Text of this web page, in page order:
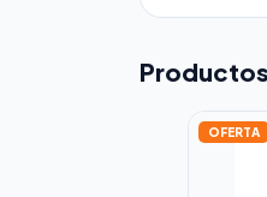
OFERTA